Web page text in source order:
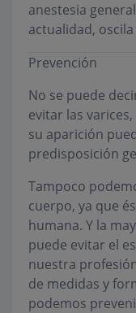
anestesia
actualidad,
Prevención
No se puede
evitar las
su aparición
predisposición
Tampoco
cuerpo, ya que
humana. Y la
puede evitar el
nuestra
de medidas y
podemos